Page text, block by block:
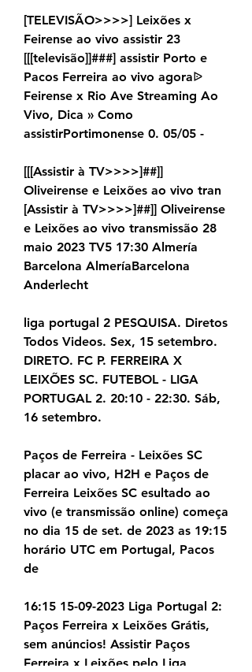
[TELEVISÃO>>>>] Leixões x
Feirense ao vivo assistir 23
[[[televisão]]###] assistir Porto e
Pacos Ferreira ao vivo agoraᐉ
Feirense x Rio Ave Streaming Ao
Vivo, Dica » Como
assistirPortimonense 0. 05/05 -
[[[Assistir à TV>>>>]##]]
Oliveirense e Leixões ao vivo tran
[Assistir à TV>>>>]##]] Oliveirense
e Leixões ao vivo transmissão 28
maio 2023 TV5 17:30 Almería
Barcelona AlmeríaBarcelona
Anderlecht
liga portugal 2 PESQUISA. Diretos
Todos Videos. Sex, 15 setembro.
DIRETO. FC P. FERREIRA X
LEIXÕES SC. FUTEBOL - LIGA
PORTUGAL 2. 20:10 - 22:30. Sáb,
16 setembro.
Paços de Ferreira - Leixões SC
placar ao vivo, H2H e Paços de
Ferreira Leixões SC esultado ao
vivo (e transmissão online) começa
no dia 15 de set. de 2023 as 19:15
horário UTC em Portugal, Pacos
de
16:15 15-09-2023 Liga Portugal 2:
Paços Ferreira x Leixões Grátis,
sem anúncios! Assistir Paços
Ferreira x Leixões pelo Liga